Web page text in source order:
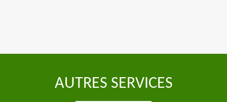
AUTRES SERVICES